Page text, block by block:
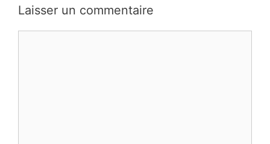
Laisser un commentaire